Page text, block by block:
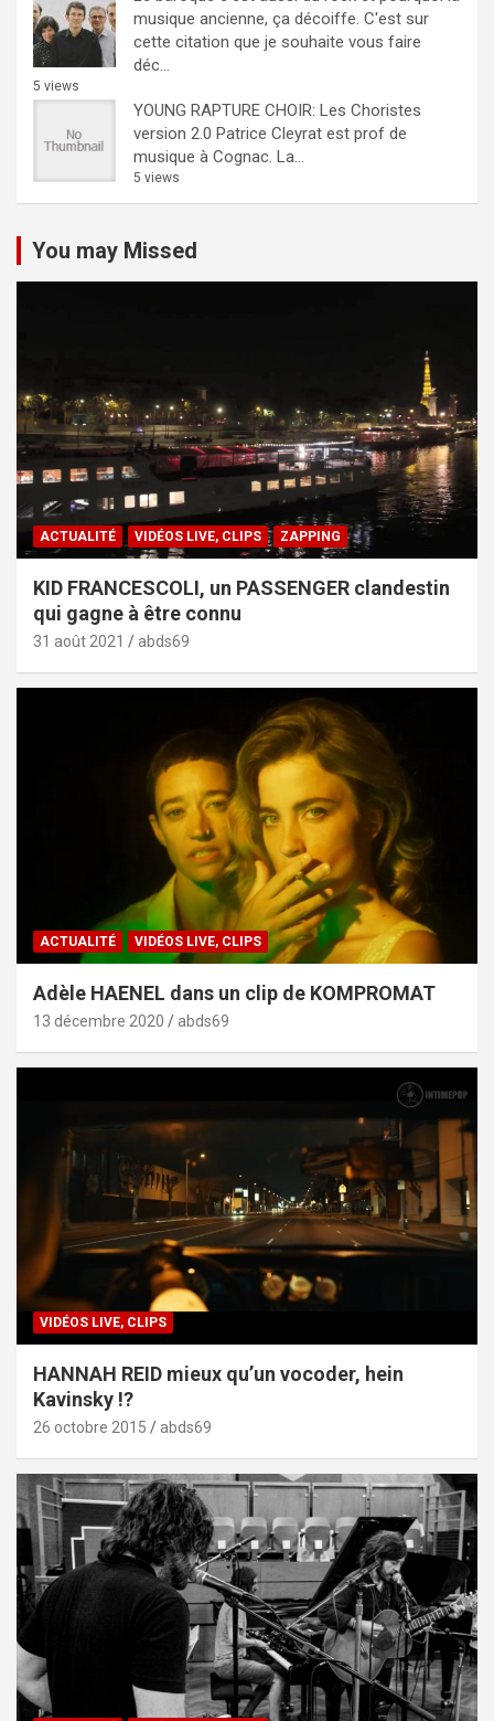
musique ancienne, ça décoiffe. C'est sur
cette citation que je souhaite vous faire
déc...
5 views
YOUNG RAPTURE CHOIR: Les Choristes
version 2.0 Patrice Cleyrat est prof de
musique à Cognac. La...
5 views
You may Missed
ACTUALITÉ VIDÉOS LIVE, CLIPS ZAPPING
KID FRANCESCOLI, un PASSENGER clandestin
qui gagne à être connu
31 août 2021 abds69
ACTUALITÉ VIDÉOS LIVE, CLIPS
Adèle HAENEL dans un clip de KOMPROMAT
13 décembre 2020 abds69
VIDÉOS LIVE, CLIPS
HANNAH REID mieux qu’un vocoder, hein
Kavinsky !?
26 octobre 2015 abds69